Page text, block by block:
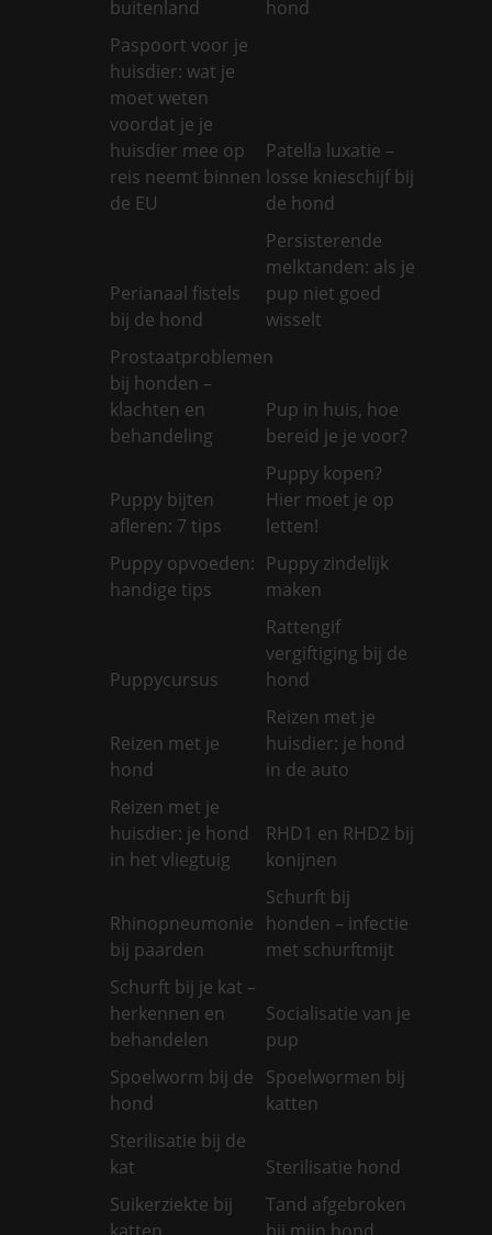
buitenland
hond
Paspoort voor je
huisdier: wat je
moet weten
voordat je je
huisdier mee op
reis neemt binnen
de EU
Patella luxatie –
losse knieschijf bij
de hond
Perianaal fistels
bij de hond
Persisterende
melktanden: als je
pup niet goed
wisselt
Prostaatproblemen
bij honden –
klachten en
behandeling
Pup in huis, hoe
bereid je je voor?
Puppy bijten
afleren: 7 tips
Puppy kopen?
Hier moet je op
letten!
Puppy opvoeden:
handige tips
Puppy zindelijk
maken
Puppycursus
Rattengif
vergiftiging bij de
hond
Reizen met je
hond
Reizen met je
huisdier: je hond
in de auto
Reizen met je
huisdier: je hond
in het vliegtuig
RHD1 en RHD2 bij
konijnen
Rhinopneumonie
bij paarden
Schurft bij
honden – infectie
met schurftmijt
Schurft bij je kat –
herkennen en
behandelen
Socialisatie van je
pup
Spoelworm bij de
hond
Spoelwormen bij
katten
Sterilisatie bij de
kat
Sterilisatie hond
Suikerziekte bij
Tand afgebroken